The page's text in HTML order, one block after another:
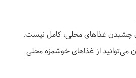
چشیدن غذاهای محلی، کامل نیست.
می‌توانید از غذاهای خوشمزه محلی